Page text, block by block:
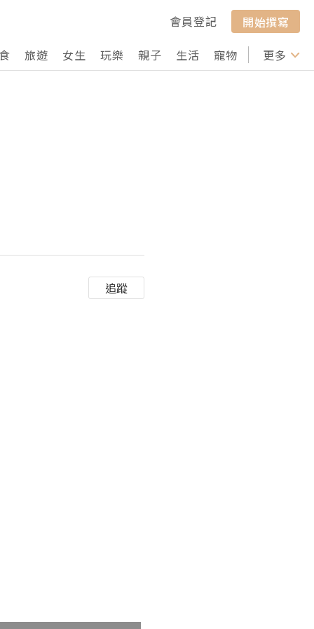
會員登記
開始撰寫
旅遊 女生 玩樂 親子 生活 寵物 行山 打卡
更多
追蹤